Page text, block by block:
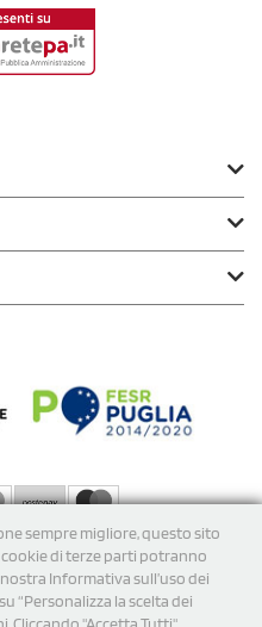
sempre migliore, questo sito
di terze parti potranno
Informativa sull’uso dei
“Personalizza la scelta dei